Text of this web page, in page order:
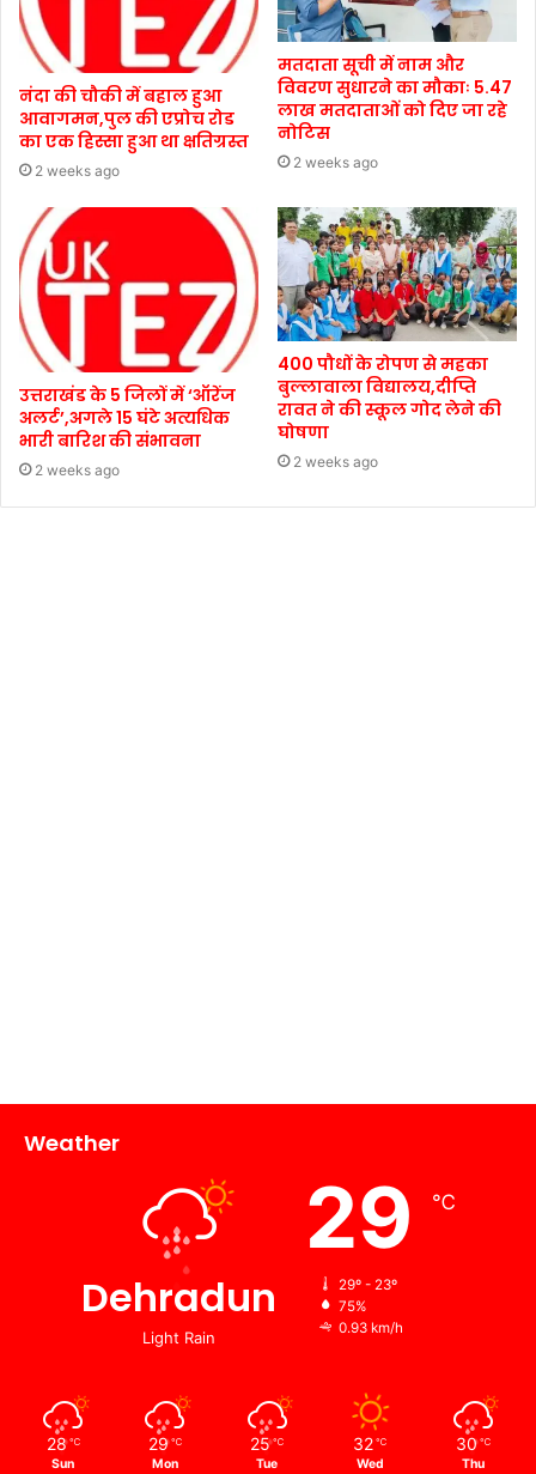
नंदा की चौकी में बहाल हुआ
आवागमन,पुल की एप्रोच रोड
का एक हिस्सा हुआ था क्षतिग्रस्त
2 weeks ago
मतदाता सूची में नाम और
विवरण सुधारने का मौकाः 5.47
लाख मतदाताओं को दिए जा रहे
नोटिस
2 weeks ago
उत्तराखंड के 5 जिलों में ‘ऑरेंज
अलर्ट’,अगले 15 घंटे अत्यधिक
भारी बारिश की संभावना
2 weeks ago
400 पौधों के रोपण से महका
बुल्लावाला विद्यालय,दीप्ति
रावत ने की स्कूल गोद लेने की
घोषणा
2 weeks ago
Weather
Dehradun
Light Rain
29 ℃
29º - 23º
75%
0.93 km/h
28 ℃
Sun
29 ℃
Mon
25 ℃
Tue
32 ℃
Wed
30 ℃
Thu